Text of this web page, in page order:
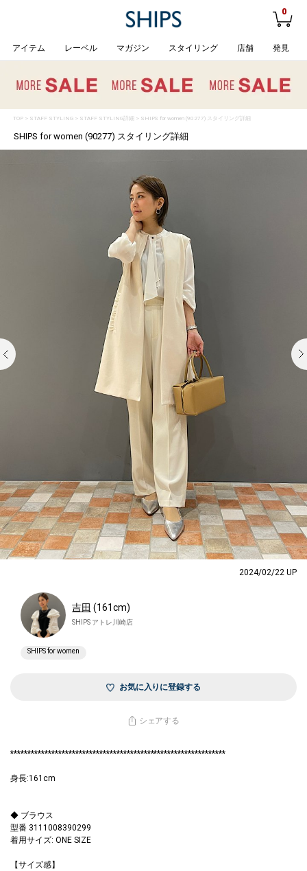
0
アイテム レーベル マガジン スタイリング 店舗 発見
TOP> STAFF STYLING> STAFF STYLING詳細 > SHIPS for women (90277) スタイリング詳細
SHIPS for women (90277) スタイリング詳細
2024/02/22 UP
吉田 (161cm)
SHIPS アトレ川崎店
SHIPS for women
お気に入りに登録する
シェアする
***************************************************************
身長:161cm
◆ ブラウス
型番 3111008390299
着用サイズ: ONE SIZE
【サイズ感】